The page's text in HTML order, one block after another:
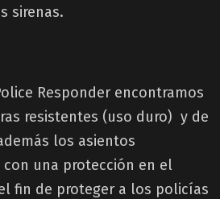
sirenas.
Responder encontramos
resistentes (uso duro) y de
los asientos
una protección en el
fin de proteger a los policías